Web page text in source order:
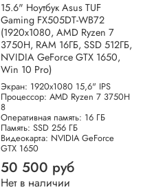
15.6" Ноутбук Asus TUF
Gaming FX505DT-WB72
(1920x1080, AMD Ryzen 7
3750H, RAM 16ГБ, SSD 512ГБ,
NVIDIA GeForce GTX 1650,
Win 10 Pro)
Экран: 1920x1080 15,6" IPS
Процессор: AMD Ryzen 7 3750H
8
Оперативная память: 16 ГБ
Память: SSD 256 ГБ
Видеокарта: NVIDIA GeForce
GTX 1650
50 500 руб
Нет в наличии